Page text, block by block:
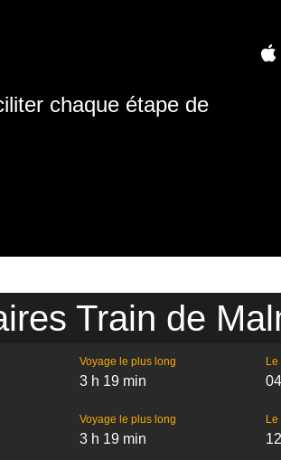
chaque étape de
Train de
Voyage le plus long
3 h 19 min
Voyage le plus long
3 h 19 min